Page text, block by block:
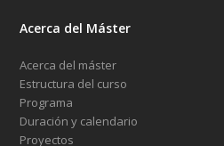
Acerca del Máster
Acerca del máster
Estructura del curso
Programa
Duración y calendario
Proyectos